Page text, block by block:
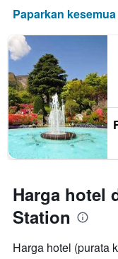
Paparkan
Harga hotel
Station
Harga hotel (purata